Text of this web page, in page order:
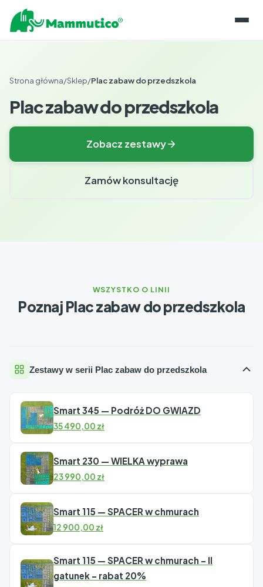
LINIE PRODUKTÓW
O PIANCE
KONSERWACJA
GWARANCJE I CERTYFIKATY
REALIZACJE
INFORMACJE
BAZA WIEDZY
Strona główna/Sklep/Plac zabaw do przedszkola
Plac zabaw do przedszkola
Zobacz zestawy
Zamów konsultację
WSZYSTKO O LINII
Poznaj Plac zabaw do przedszkola
Zestawy w serii Plac zabaw do przedszkola
Smart 345 — Podróż DO GWIAZD
35 490,00 zł
Smart 230 — WIELKA wyprawa
23 990,00 zł
Smart 115 — SPACER w chmurach
12 900,00 zł
Smart 115 — SPACER w chmurach – II
gatunek – rabat 20%